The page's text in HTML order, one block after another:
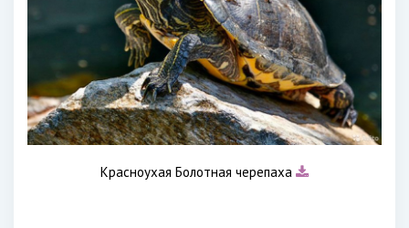
Красноухая Болотная черепаха